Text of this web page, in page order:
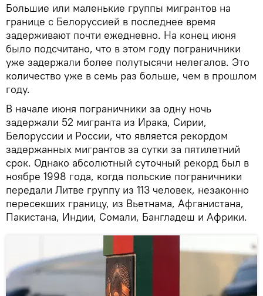
Большие или маленькие группы мигрантов на
границе с Белоруссией в последнее время
задерживают почти ежедневно. На конец июня
было подсчитано, что в этом году пограничники
уже задержали более полутысячи нелегалов. Это
количество уже в семь раз больше, чем в прошлом
году.
В начале июня пограничники за одну ночь
задержали 52 мигранта из Ирака, Сирии,
Белоруссии и России, что является рекордом
задержанных мигрантов за сутки за пятилетний
срок. Однако абсолютный суточный рекорд был в
ноябре 1998 года, когда польские пограничники
передали Литве группу из 113 человек, незаконно
пересекших границу, из Вьетнама, Афганистана,
Пакистана, Индии, Сомали, Бангладеш и Африки.